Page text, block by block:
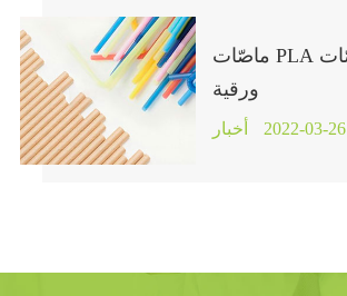
ماصّات PLA مقابل ماصّات
ورقية
أخبار 2022-03-26